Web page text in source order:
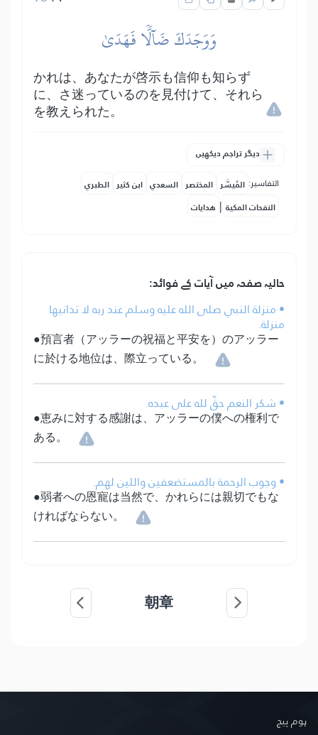
وَوَجَدَكَ ضَآلّٗا فَهَدَىٰ
かれは、あなたが啓示も信仰も知らず
に、さ迷っているのを見付けて、それら
を教えられた。
دیگر تراجم دیکھیں
التفاسير: المُيسَّر المختصر السعدي ابن كثير الطبري
النفحات المكية | هدايات
حالیہ صفحہ میں آیات کے فوائد:
• منزلة النبي صلى الله عليه وسلم عند ربه لا تدانيها
منزلة.
●預言者（アッラーの祝福と平安を）のアッラー
に於ける地位は、際立っている。
• شكر النعم حقّ لله على عبده.
●恵みに対する感謝は、アッラーの僕への権利で
ある。
• وجوب الرحمة بالمستضعفين واللين لهم.
●弱者への恩寵は当然で、かれらには親切でもな
ければならない。
朝章
ہوم پیج